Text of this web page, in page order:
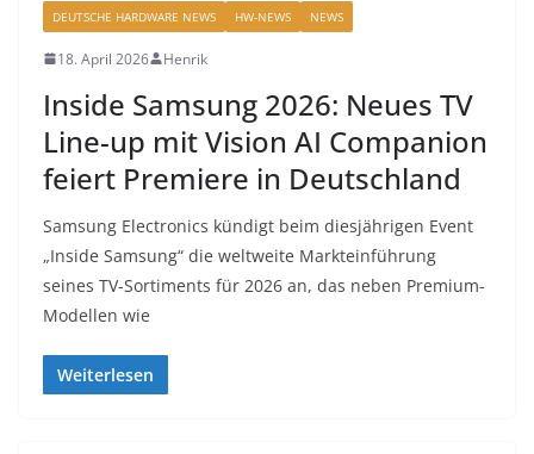
DEUTSCHE HARDWARE NEWS HW-NEWS NEWS
18. April 2026 Henrik
Inside Samsung 2026: Neues TV
Line-up mit Vision AI Companion
feiert Premiere in Deutschland
Samsung Electronics kündigt beim diesjährigen Event
„Inside Samsung“ die weltweite Markteinführung
seines TV-Sortiments für 2026 an, das neben Premium-
Modellen wie
Weiterlesen